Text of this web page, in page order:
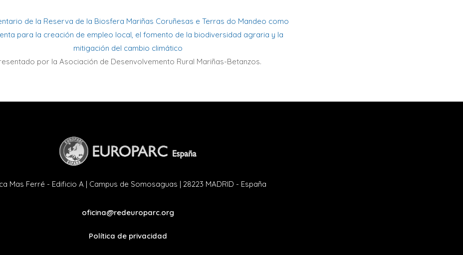
de la Reserva de la Biosfera Mariñas Coruñesas e Terras do Mandeo como
para la creación de empleo local, el fomento de la biodiversidad agraria y la
mitigación del cambio climático
por la Asociación de Desenvolvemento Rural Mariñas-Betanzos.
Mas Ferré - Edificio A | Campus de Somosaguas | 28223 MADRID - España
oficina@redeuroparc.org
Política de privacidad